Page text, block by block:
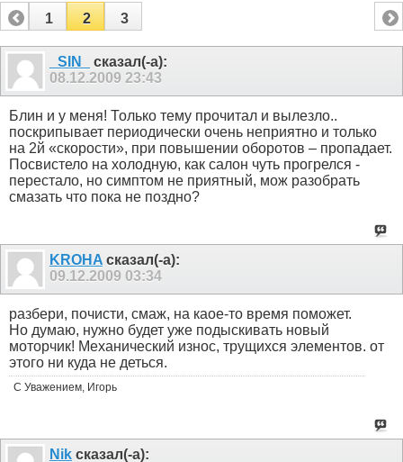
1
2 3
_SIN_
сказал(-а):
08.12.2009 23:43
Блин и у меня! Только тему прочитал и вылезло..
поскрипывает периодически очень неприятно и только
на 2й «скорости», при повышении оборотов – пропадает.
Посвистело на холодную, как салон чуть прогрелся -
перестало, но симптом не приятный, мож разобрать
смазать что пока не поздно?
KROHA сказал(-а):
09.12.2009 03:34
разбери, почисти, смаж, на каое-то время поможет.
Но думаю, нужно будет уже подыскивать новый
моторчик! Механический износ, трущихся элементов. от
этого ни куда не деться.
С Уважением, Игорь
Nik сказал(-а):